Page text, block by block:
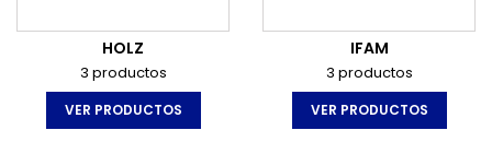
HOLZ
3 productos
VER PRODUCTOS
IFAM
3 productos
VER PRODUCTOS